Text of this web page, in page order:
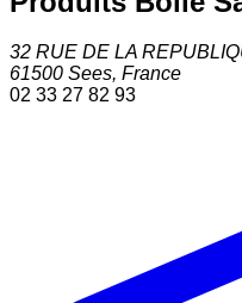
32 RUE DE LA
61500 Sees, France
02 33 27 82 93